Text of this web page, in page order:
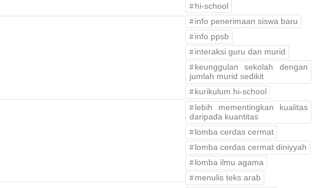
hi-school
info penerimaan siswa baru
info ppsb
interaksi guru dan murid
keunggulan sekolah dengan
jumlah murid sedikit
kurikulum hi-school
lebih mementingkan kualitas
daripada kuantitas
lomba cerdas cermat
lomba cerdas cermat diniyyah
lomba ilmu agama
menulis teks arab